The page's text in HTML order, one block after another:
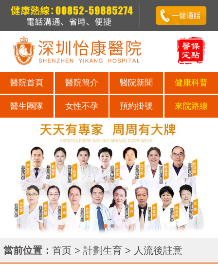
醫院首頁 醫院簡介 醫院新聞 健康科普
醫生團隊 女性不孕 預約掛號 來院路線
當前位置： 首页 > 計劃生育 > 人流後註意